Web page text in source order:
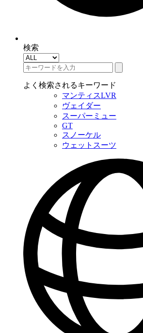
検索
よく検索されるキーワード
マンティスLVR
ヴェイダー
スーパーミュー
GT
スノーケル
ウェットスーツ